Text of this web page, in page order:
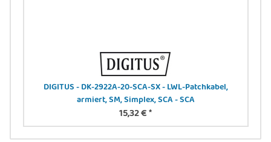
DIGITUS - DK-2922A-20-SCA-SX - LWL-Patchkabel,
armiert, SM, Simplex, SCA - SCA
15,32 €*